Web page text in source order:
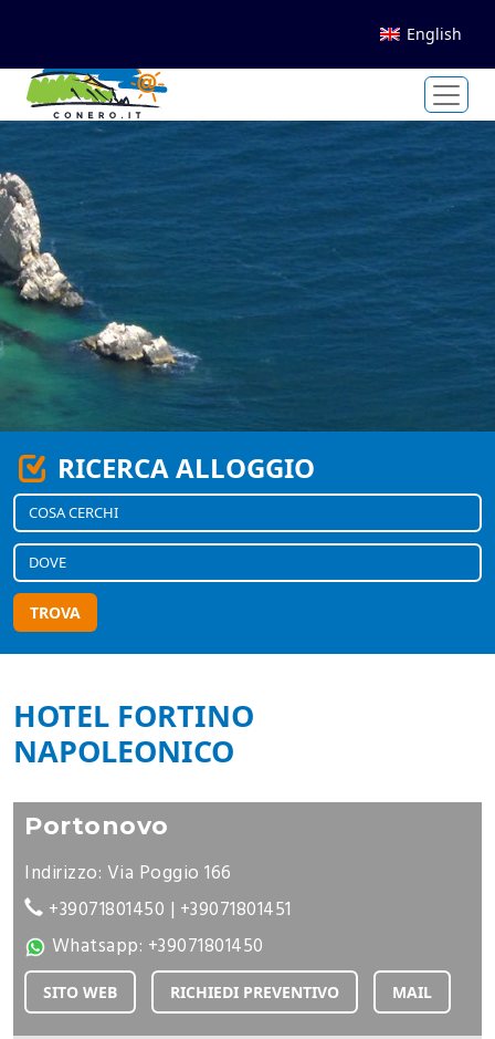
English
RICERCA ALLOGGIO
TROVA
HOTEL FORTINO
NAPOLEONICO
Portonovo
Indirizzo: Via Poggio 166
+39071801450 | +39071801451
Whatsapp: +39071801450
SITO WEB RICHIEDI PREVENTIVO MAIL